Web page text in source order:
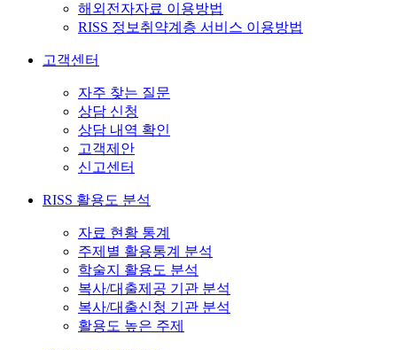
해외전자자료 이용방법
RISS 정보취약계층 서비스 이용방법
고객센터
자주 찾는 질문
상담 신청
상담 내역 확인
고객제안
신고센터
RISS 활용도 분석
자료 현황 통계
주제별 활용통계 분석
학술지 활용도 분석
복사/대출제공 기관 분석
복사/대출신청 기관 분석
활용도 높은 주제